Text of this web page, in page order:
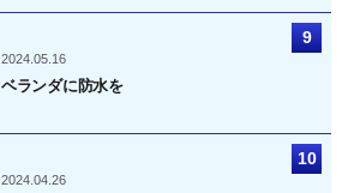
2024.05.16
ベランダに防水を
2024.04.26